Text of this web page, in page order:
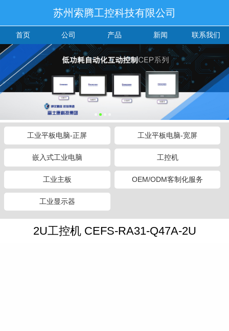
苏州索腾工控科技有限公司
首页 公司 产品 新闻 联系我们
工业平板电脑-正屏 工业平板电脑-宽屏
嵌入式工业电脑 工控机
工业主板 OEM/ODM客制化服务
工业显示器
2U工控机 CEFS-RA31-Q47A-2U